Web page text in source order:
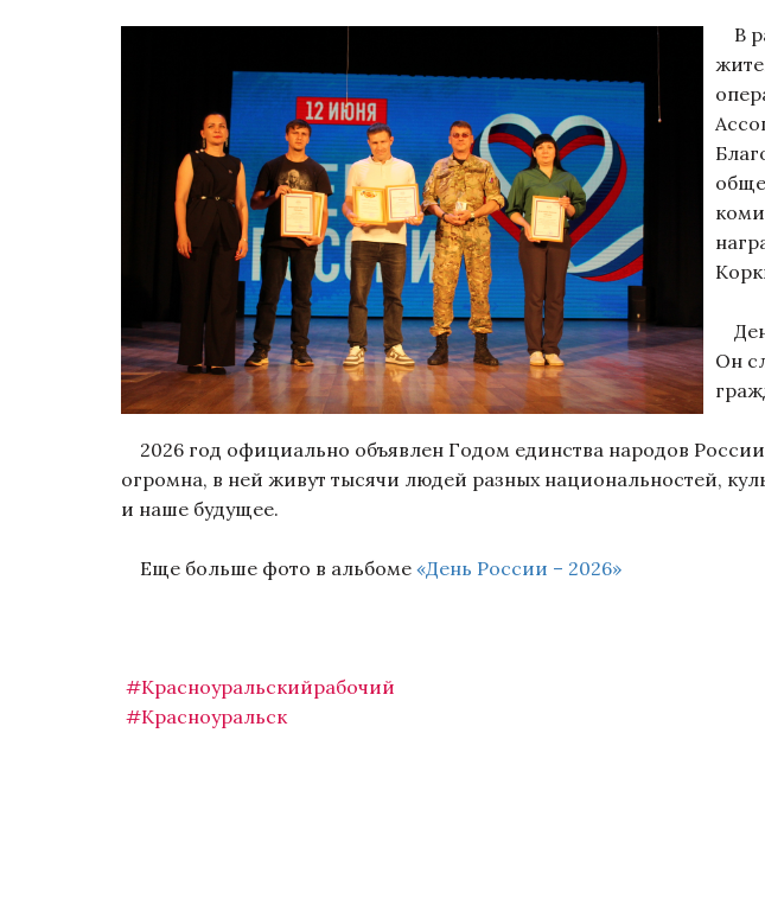
В
Он
2026 год официально объявлен Годом единства народов
огромна, в ней живут тысячи людей разных национальностей,
и наше будущее.
Еще больше фото в альбоме «День России – 2026»
#Красноуральскийрабочий
#Красноуральск